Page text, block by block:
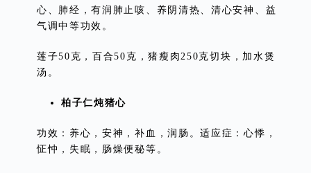
心、肺经，有润肺止咳、养阴清热、清心安神、益
气调中等功效。
莲子50克，百合50克，猪瘦肉250克切块，加水煲
汤。
柏子仁炖猪心
功效：养心，安神，补血，润肠。适应症：心悸，
怔忡，失眠，肠燥便秘等。